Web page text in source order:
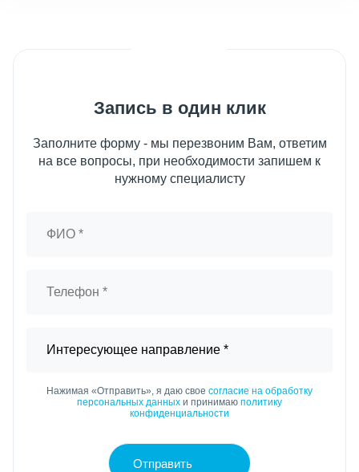
Запись в один клик
Заполните форму - мы перезвоним Вам, ответим
на все вопросы, при необходимости запишем к
нужному специалисту
Нажимая «Отправить», я даю свое согласие на обработку
персональных данных и принимаю политику
конфиденциальности
Отправить